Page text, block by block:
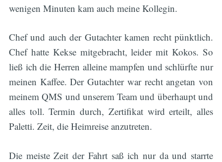
wenigen Minuten kam auch meine Kollegin.
Chef und auch der Gutachter kamen recht pünktlich.
Chef hatte Kekse mitgebracht, leider mit Kokos. So
ließ ich die Herren alleine mampfen und schlürfte nur
meinen Kaffee. Der Gutachter war recht angetan von
meinem QMS und unserem Team und überhaupt und
alles toll. Termin durch, Zertifikat wird erteilt, alles
Paletti. Zeit, die Heimreise anzutreten.
Die meiste Zeit der Fahrt saß ich nur da und starrte